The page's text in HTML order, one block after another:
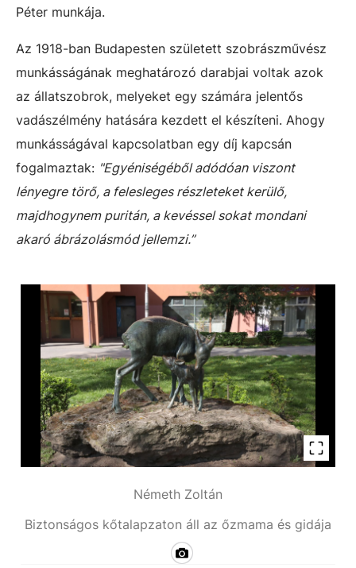
Péter munkája.
Az 1918-ban Budapesten született szobrászművész
munkásságának meghatározó darabjai voltak azok
az állatszobrok, melyeket egy számára jelentős
vadászélmény hatására kezdett el készíteni. Ahogy
munkásságával kapcsolatban egy díj kapcsán
fogalmaztak: "Egyéniségéből adódóan viszont
lényegre törő, a felesleges részleteket kerülő,
majdhogynem puritán, a kevéssel sokat mondani
akaró ábrázolásmód jellemzi.”
Németh Zoltán
Biztonságos kőtalapzaton áll az őzmama és gidája